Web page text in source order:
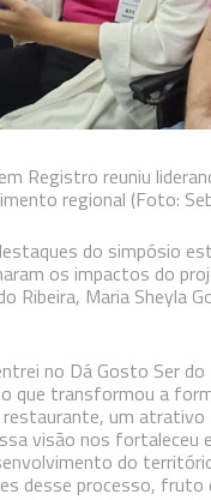
Registro reuniu
regional (Foto:
do simpósio
os impactos do
Ribeira, Maria Sheyla
no Dá Gosto Ser
que transformou a
restaurante, um
visão nos fortaleceu
do
desse processo, fruto